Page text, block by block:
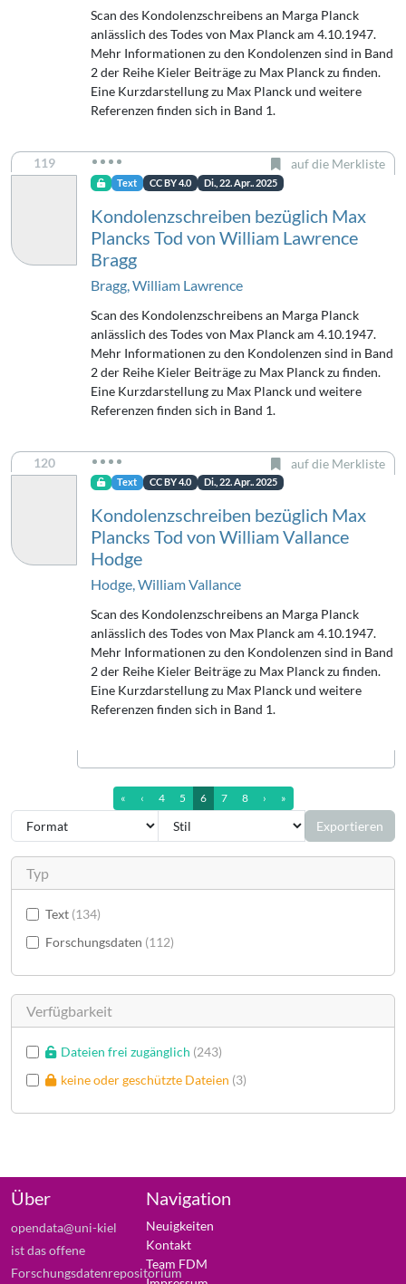
Scan des Kondolenzschreibens an Marga Planck
anlässlich des Todes von Max Planck am 4.10.1947.
Mehr Informationen zu den Kondolenzen sind in Band
2 der Reihe Kieler Beiträge zu Max Planck zu finden.
Eine Kurzdarstellung zu Max Planck und weitere
Referenzen finden sich in Band 1.
119 auf die Merkliste
Text CC BY 4.0 Di., 22. Apr.. 2025
Kondolenzschreiben bezüglich Max
Plancks Tod von William Lawrence
Bragg
Bragg, William Lawrence
Scan des Kondolenzschreibens an Marga Planck
anlässlich des Todes von Max Planck am 4.10.1947.
Mehr Informationen zu den Kondolenzen sind in Band
2 der Reihe Kieler Beiträge zu Max Planck zu finden.
Eine Kurzdarstellung zu Max Planck und weitere
Referenzen finden sich in Band 1.
120 auf die Merkliste
Text CC BY 4.0 Di., 22. Apr.. 2025
Kondolenzschreiben bezüglich Max
Plancks Tod von William Vallance
Hodge
Hodge, William Vallance
Scan des Kondolenzschreibens an Marga Planck
anlässlich des Todes von Max Planck am 4.10.1947.
Mehr Informationen zu den Kondolenzen sind in Band
2 der Reihe Kieler Beiträge zu Max Planck zu finden.
Eine Kurzdarstellung zu Max Planck und weitere
Referenzen finden sich in Band 1.
«erste Seite
‹vorherige Seite
4 5 6 7 8 ›nächste Seite
»letzte Seite (13)
Exportieren
Typ
Text 134
Forschungsdaten 112
Verfügbarkeit
Dateien frei zugänglich 243
keine oder geschützte Dateien 3
Über
opendata@uni-kiel
ist das offene
Forschungsdatenrepositorium
Navigation
Neuigkeiten
Kontakt
Team FDM